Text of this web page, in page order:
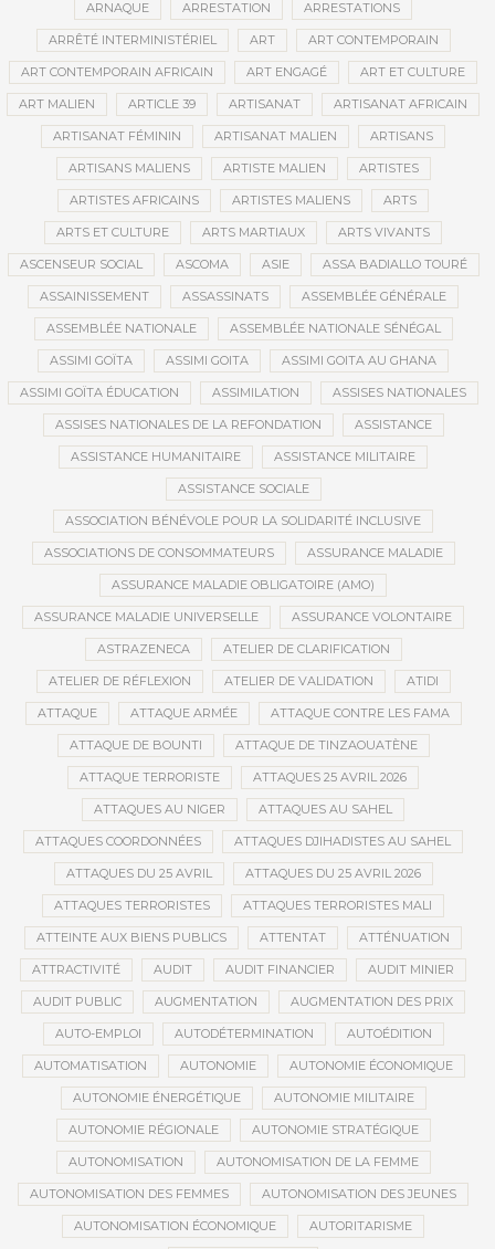
ARNAQUE ARRESTATION ARRESTATIONS
ARRÊTÉ INTERMINISTÉRIEL ART ART CONTEMPORAIN
ART CONTEMPORAIN AFRICAIN ART ENGAGÉ ART ET CULTURE
ART MALIEN ARTICLE 39 ARTISANAT ARTISANAT AFRICAIN
ARTISANAT FÉMININ ARTISANAT MALIEN ARTISANS
ARTISANS MALIENS ARTISTE MALIEN ARTISTES
ARTISTES AFRICAINS ARTISTES MALIENS ARTS
ARTS ET CULTURE ARTS MARTIAUX ARTS VIVANTS
ASCENSEUR SOCIAL ASCOMA ASIE ASSA BADIALLO TOURÉ
ASSAINISSEMENT ASSASSINATS ASSEMBLÉE GÉNÉRALE
ASSEMBLÉE NATIONALE ASSEMBLÉE NATIONALE SÉNÉGAL
ASSIMI GOÏTA ASSIMI GOITA ASSIMI GOITA AU GHANA
ASSIMI GOÏTA ÉDUCATION ASSIMILATION ASSISES NATIONALES
ASSISES NATIONALES DE LA REFONDATION ASSISTANCE
ASSISTANCE HUMANITAIRE ASSISTANCE MILITAIRE
ASSISTANCE SOCIALE
ASSOCIATION BÉNÉVOLE POUR LA SOLIDARITÉ INCLUSIVE
ASSOCIATIONS DE CONSOMMATEURS ASSURANCE MALADIE
ASSURANCE MALADIE OBLIGATOIRE (AMO)
ASSURANCE MALADIE UNIVERSELLE ASSURANCE VOLONTAIRE
ASTRAZENECA ATELIER DE CLARIFICATION
ATELIER DE RÉFLEXION ATELIER DE VALIDATION ATIDI
ATTAQUE ATTAQUE ARMÉE ATTAQUE CONTRE LES FAMA
ATTAQUE DE BOUNTI ATTAQUE DE TINZAOUATÈNE
ATTAQUE TERRORISTE ATTAQUES 25 AVRIL 2026
ATTAQUES AU NIGER ATTAQUES AU SAHEL
ATTAQUES COORDONNÉES ATTAQUES DJIHADISTES AU SAHEL
ATTAQUES DU 25 AVRIL ATTAQUES DU 25 AVRIL 2026
ATTAQUES TERRORISTES ATTAQUES TERRORISTES MALI
ATTEINTE AUX BIENS PUBLICS ATTENTAT ATTÉNUATION
ATTRACTIVITÉ AUDIT AUDIT FINANCIER AUDIT MINIER
AUDIT PUBLIC AUGMENTATION AUGMENTATION DES PRIX
AUTO-EMPLOI AUTODÉTERMINATION AUTOÉDITION
AUTOMATISATION AUTONOMIE AUTONOMIE ÉCONOMIQUE
AUTONOMIE ÉNERGÉTIQUE AUTONOMIE MILITAIRE
AUTONOMIE RÉGIONALE AUTONOMIE STRATÉGIQUE
AUTONOMISATION AUTONOMISATION DE LA FEMME
AUTONOMISATION DES FEMMES AUTONOMISATION DES JEUNES
AUTONOMISATION ÉCONOMIQUE AUTORITARISME